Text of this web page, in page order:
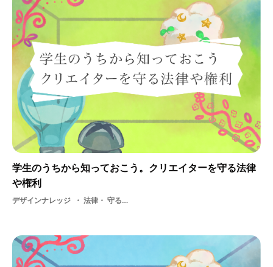
学生のうちから知っておこう。クリエイターを守る法律
や権利
デザインナレッジ 法律・ 守る法律・ クリエイティブ・コモンズ・ 著作権